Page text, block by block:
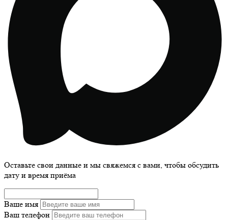
Оставьте свои данные и мы свяжемся с вами, чтобы обсудить
дату и время приёма
Ваше имя
Ваш телефон